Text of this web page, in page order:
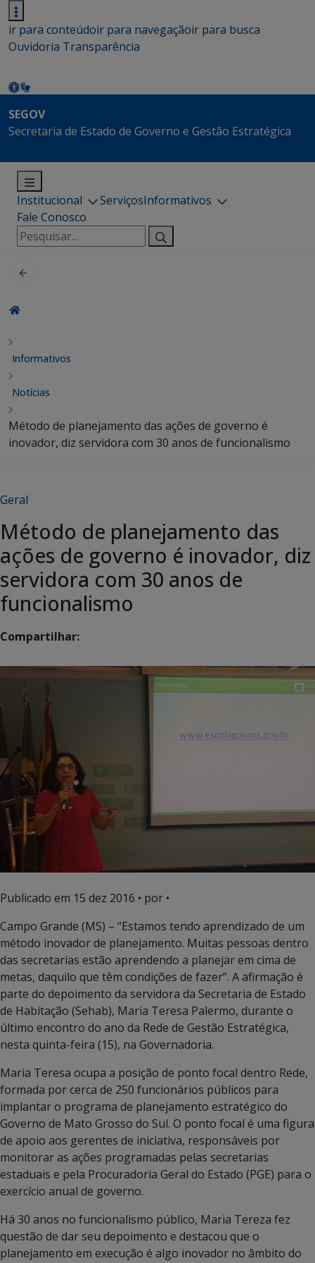
ir para conteúdoir para navegaçãoir para busca
Ouvidoria Transparência
SEGOV
Secretaria de Estado de Governo e Gestão Estratégica
Institucional ServiçosInformativos
Fale Conosco
Pesquisar
por:
Informativos
Notícias
Método de planejamento das ações de governo é
inovador, diz servidora com 30 anos de funcionalismo
Geral
Método de planejamento das
ações de governo é inovador, diz
servidora com 30 anos de
funcionalismo
Compartilhar:
Publicado em 15 dez 2016 • por •
Campo Grande (MS) – “Estamos tendo aprendizado de um
método inovador de planejamento. Muitas pessoas dentro
das secretarias estão aprendendo a planejar em cima de
metas, daquilo que têm condições de fazer”. A afirmação é
parte do depoimento da servidora da Secretaria de Estado
de Habitação (Sehab), Maria Teresa Palermo, durante o
último encontro do ano da Rede de Gestão Estratégica,
nesta quinta-feira (15), na Governadoria.
Maria Teresa ocupa a posição de ponto focal dentro Rede,
formada por cerca de 250 funcionários públicos para
implantar o programa de planejamento estratégico do
Governo de Mato Grosso do Sul. O ponto focal é uma figura
de apoio aos gerentes de iniciativa, responsáveis por
monitorar as ações programadas pelas secretarias
estaduais e pela Procuradoria Geral do Estado (PGE) para o
exercício anual de governo.
Há 30 anos no funcionalismo público, Maria Tereza fez
questão de dar seu depoimento e destacou que o
planejamento em execução é algo inovador no âmbito do